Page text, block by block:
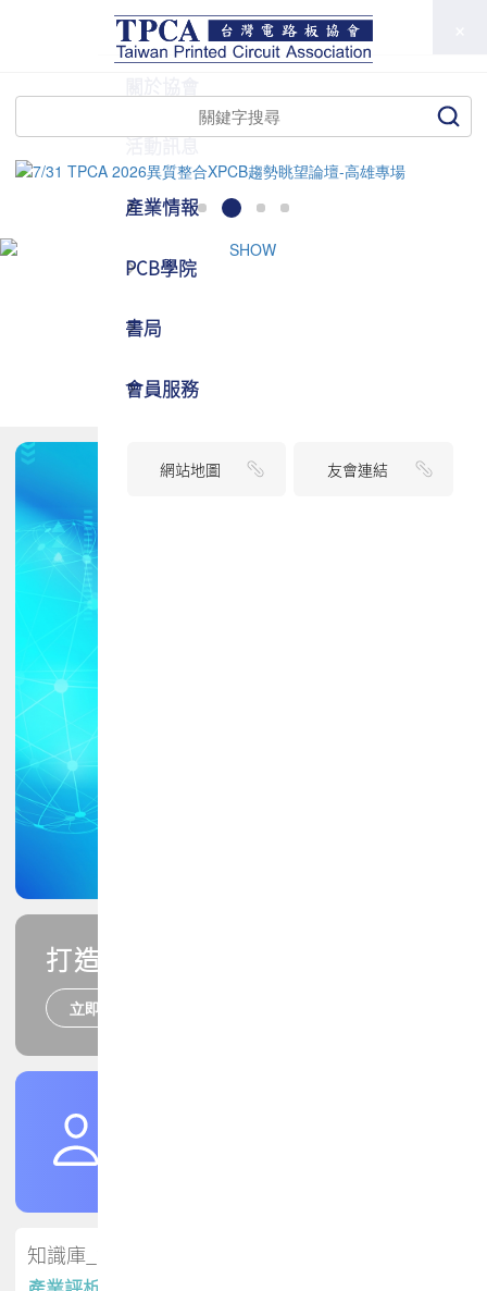
打造您的PCB專業技能
立即報名
知識庫_會員專屬
TPCA
活動訊息
產業情報
PCB學院
書局
會員服務
網站地圖 友會連結